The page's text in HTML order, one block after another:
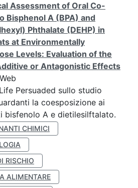
Assessment of Oral Co-
Bisphenol A (BPA) and
Phthalate (DEHP) in
at Environmentally
Levels: Evaluation of the
or Antagonistic Effects
Persuaded sullo studio
la coesposizione ai
bisfenolo A e dietilesilftalato.
CHIMICI
RISCHIO
ALIMENTARE